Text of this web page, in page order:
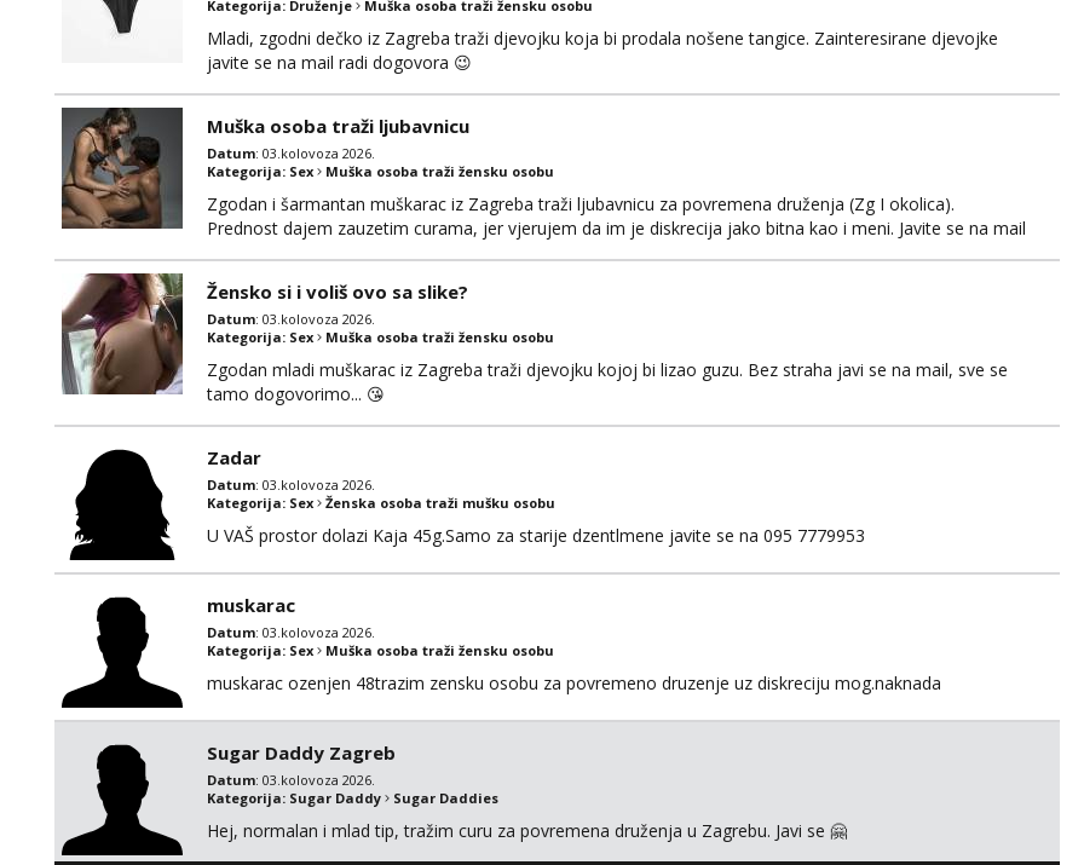
Kategorija: Druženje Muška osoba traži žensku osobu
Mladi, zgodni dečko iz Zagreba traži djevojku koja bi prodala nošene tangice. Zainteresirane djevojke
javite se na mail radi dogovora 😉
Muška osoba traži ljubavnicu
Datum: 03.kolovoza 2026.
Kategorija: Sex Muška osoba traži žensku osobu
Zgodan i šarmantan muškarac iz Zagreba traži ljubavnicu za povremena druženja (Zg I okolica).
Prednost dajem zauzetim curama, jer vjerujem da im je diskrecija jako bitna kao i meni. Javite se na mail
Žensko si i voliš ovo sa slike?
Datum: 03.kolovoza 2026.
Kategorija: Sex Muška osoba traži žensku osobu
Zgodan mladi muškarac iz Zagreba traži djevojku kojoj bi lizao guzu. Bez straha javi se na mail, sve se
tamo dogovorimo... 😘
Zadar
Datum: 03.kolovoza 2026.
Kategorija: Sex Ženska osoba traži mušku osobu
U VAŠ prostor dolazi Kaja 45g.Samo za starije dzentlmene javite se na 095 7779953
muskarac
Datum: 03.kolovoza 2026.
Kategorija: Sex Muška osoba traži žensku osobu
muskarac ozenjen 48trazim zensku osobu za povremeno druzenje uz diskreciju mog.naknada
Sugar Daddy Zagreb
Datum: 03.kolovoza 2026.
Kategorija: Sugar Daddy Sugar Daddies
Hej, normalan i mlad tip, tražim curu za povremena druženja u Zagrebu. Javi se 🤗